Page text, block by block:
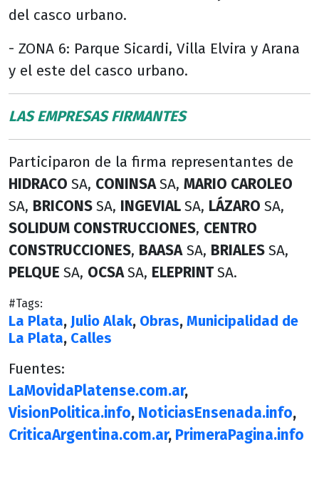
del casco urbano.
- ZONA 6: Parque Sicardi, Villa Elvira y Arana
y el este del casco urbano.
LAS EMPRESAS FIRMANTES
Participaron de la firma representantes de
HIDRACO SA, CONINSASA, MARIO CAROLEO
SA, BRICONS SA, INGEVIAL SA, LÁZARO SA,
SOLIDUM CONSTRUCCIONES, CENTRO
CONSTRUCCIONES, BAASASA, BRIALES SA,
PELQUE SA, OCSASA, ELEPRINTSA.
#Tags:
La Plata, Julio Alak, Obras, Municipalidad de
La Plata, Calles
Fuentes:
LaMovidaPlatense.com.ar,
VisionPolitica.info, NoticiasEnsenada.info,
CriticaArgentina.com.ar, PrimeraPagina.info